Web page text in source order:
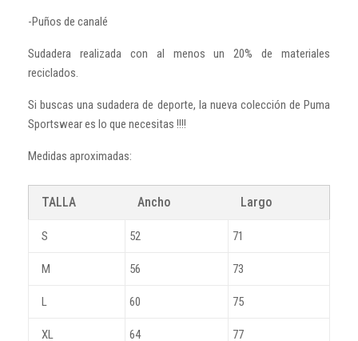
-Puños de canalé
Sudadera realizada con al menos un 20% de materiales
reciclados.
Si buscas una sudadera de deporte, la nueva colección de Puma
Sportswear es lo que necesitas !!!!
Medidas aproximadas:
TALLA Ancho Largo
S 52 71
M 56 73
L 60 75
XL 64 77